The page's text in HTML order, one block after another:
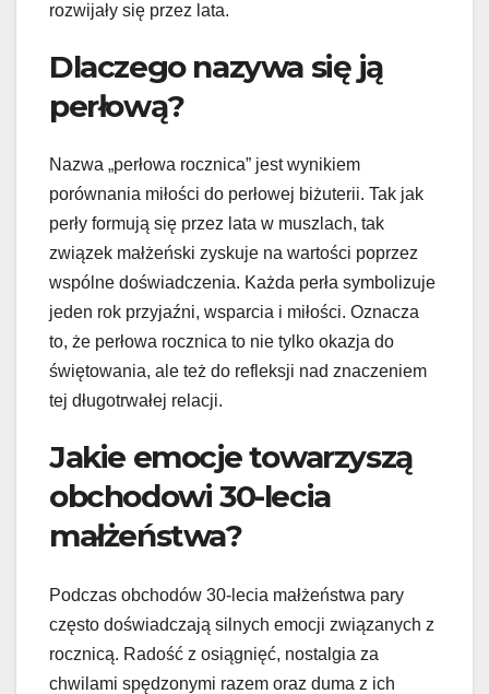
rozwijały się przez lata.
Dlaczego nazywa się ją
perłową?
Nazwa „perłowa rocznica” jest wynikiem
porównania miłości do perłowej biżuterii. Tak jak
perły formują się przez lata w muszlach, tak
związek małżeński zyskuje na wartości poprzez
wspólne doświadczenia. Każda perła symbolizuje
jeden rok przyjaźni, wsparcia i miłości. Oznacza
to, że perłowa rocznica to nie tylko okazja do
świętowania, ale też do refleksji nad znaczeniem
tej długotrwałej relacji.
Jakie emocje towarzyszą
obchodowi 30-lecia
małżeństwa?
Podczas obchodów 30-lecia małżeństwa pary
często doświadczają silnych emocji związanych z
rocznicą. Radość z osiągnięć, nostalgia za
chwilami spędzonymi razem oraz duma z ich